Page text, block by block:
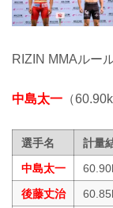
RIZIN MMAルー
中島太一 （
選手名 計量
中島太一
後藤丈治